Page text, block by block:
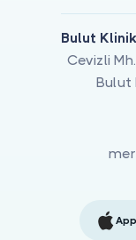
Bulut
Cevizli
Bulut